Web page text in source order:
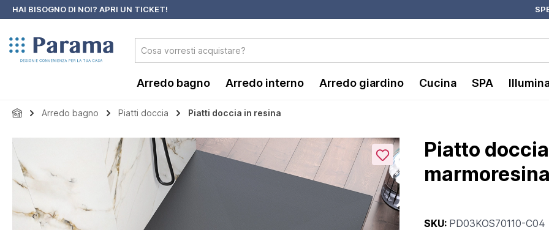
Passa alla navigazione principale
HAI BISOGNO DI NOI? APRI UN TICKET!
Arredo bagno Arredo interno Arredo giardino Cucina SPA
Arredo bagno Piatti doccia Piatti doccia in resina
Salta la galleria di immagini
Piatto
SKU: PD03KOS70110-C04